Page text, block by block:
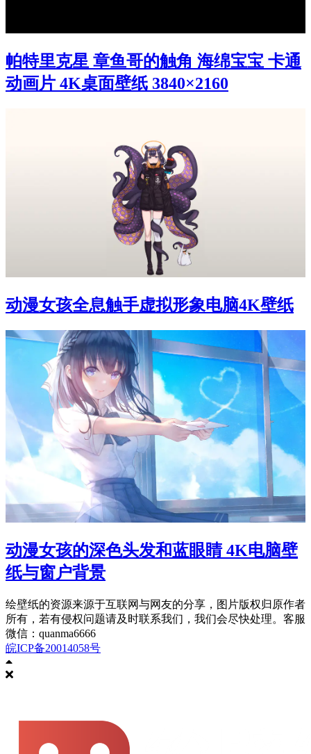
帕特里克星 章鱼哥的触角 海绵宝宝 卡通
动画片 4K桌面壁纸 3840×2160
动漫女孩全息触手虚拟形象电脑4K壁纸
动漫女孩的深色头发和蓝眼睛 4K电脑壁
纸与窗户背景
绘壁纸的资源来源于互联网与网友的分享，图片版权归原作者
所有，若有侵权问题请及时联系我们，我们会尽快处理。客服
微信：quanma6666
皖ICP备20014058号